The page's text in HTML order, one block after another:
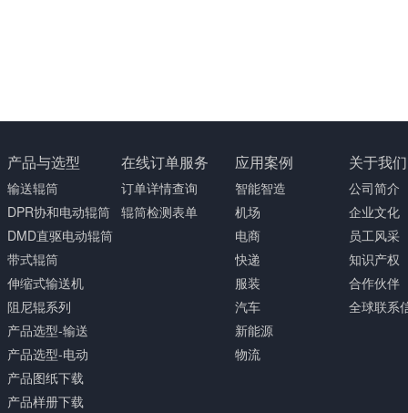
产品与选型
输送辊筒
DPR协和电动辊筒
DMD直驱电动辊筒
带式辊筒
伸缩式输送机
阻尼辊系列
产品选型-输送
产品选型-电动
产品图纸下载
产品样册下载
在线订单服务
订单详情查询
辊筒检测表单
应用案例
智能智造
机场
电商
快递
服装
汽车
新能源
物流
关于我们
公司简介
企业文化
员工风采
知识产权
合作伙伴
全球联系